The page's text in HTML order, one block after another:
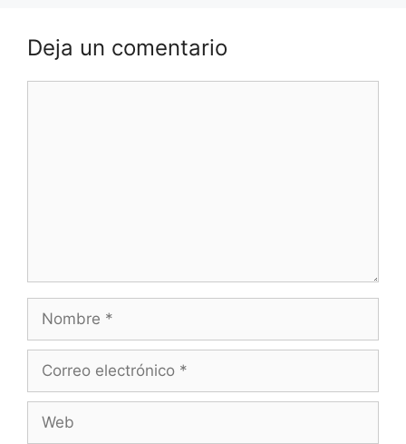
Deja un comentario
Nombre
Correo
Web